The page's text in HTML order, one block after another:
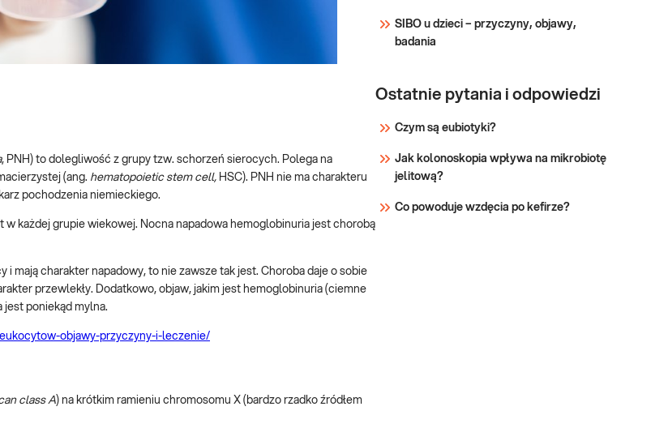
, PNH) to dolegliwość z grupy tzw. schorzeń sierocych. Polega na
(ang. hematopoietic stem cell, HSC). PNH nie ma charakteru
pochodzenia niemieckiego.
w każdej grupie wiekowej. Nocna napadowa hemoglobinuria jest chorobą
mają charakter napadowy, to nie zawsze tak jest. Choroba daje o sobie
przewlekły. Dodatkowo, objaw, jakim jest hemoglobinuria (ciemne
jest poniekąd mylna.
objawy-przyczyny-i-leczenie/
class A) na krótkim ramieniu chromosomu X (bardzo rzadko źródłem
SIBO u dzieci – przyczyny, objawy,
badania
Ostatnie pytania i odpowiedzi
Czym są eubiotyki?
Jak kolonoskopia wpływa na mikrobiotę
jelitową?
Co powoduje wzdęcia po kefirze?